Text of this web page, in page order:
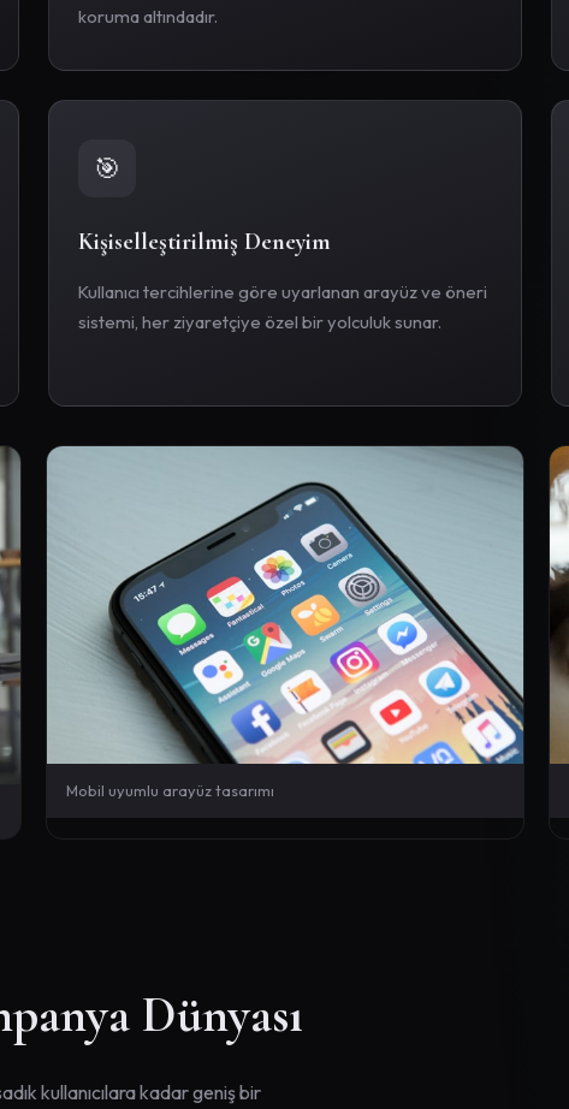
koruma altındadır.
🎯
Kişiselleştirilmiş Deneyim
Kullanıcı tercihlerine göre uyarlanan arayüz ve öneri
sistemi, her ziyaretçiye özel bir yolculuk sunar.
Mobil uyumlu arayüz tasarımı
Dünyası
kullanıcılara kadar geniş bir